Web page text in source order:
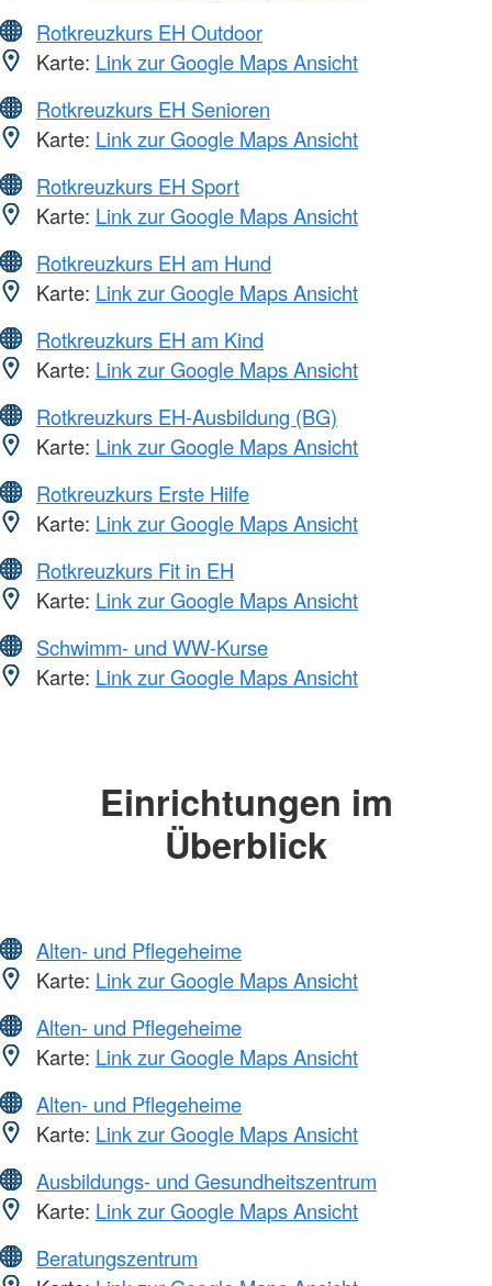
Rotkreuzkurs EH Outdoor
Karte: Link zur Google Maps Ansicht
Rotkreuzkurs EH Senioren
Karte: Link zur Google Maps Ansicht
Rotkreuzkurs EH Sport
Karte: Link zur Google Maps Ansicht
Rotkreuzkurs EH am Hund
Karte: Link zur Google Maps Ansicht
Rotkreuzkurs EH am Kind
Karte: Link zur Google Maps Ansicht
Rotkreuzkurs EH-Ausbildung (BG)
Karte: Link zur Google Maps Ansicht
Rotkreuzkurs Erste Hilfe
Karte: Link zur Google Maps Ansicht
Rotkreuzkurs Fit in EH
Karte: Link zur Google Maps Ansicht
Schwimm- und WW-Kurse
Karte: Link zur Google Maps Ansicht
Einrichtungen im
Überblick
Alten- und Pflegeheime
Karte: Link zur Google Maps Ansicht
Alten- und Pflegeheime
Karte: Link zur Google Maps Ansicht
Alten- und Pflegeheime
Karte: Link zur Google Maps Ansicht
Ausbildungs- und Gesundheitszentrum
Karte: Link zur Google Maps Ansicht
Beratungszentrum